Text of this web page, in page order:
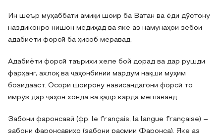
Ин шеър муҳаббати амиқи шоир ба Ватан ва ёди дӯстону
наздиконро нишон медиҳад ва яке аз намунаҳои зебои
адабиёти форсӣ ба ҳисоб меравад.
Адабиёти форсӣ таърихи хеле бой дорад ва дар рушди
фарҳанг, ахлоқ ва ҷаҳонбинии мардум нақши муҳим
бозидааст. Осори шоирону нависандагони форсӣ то
имрӯз дар ҷаҳон хонда ва қадр карда мешаванд.
Забони фаронсавӣ (фр. le français, la langue française) –
забони фаронсавиҳо (забони расмии Фаронса). Яке аз